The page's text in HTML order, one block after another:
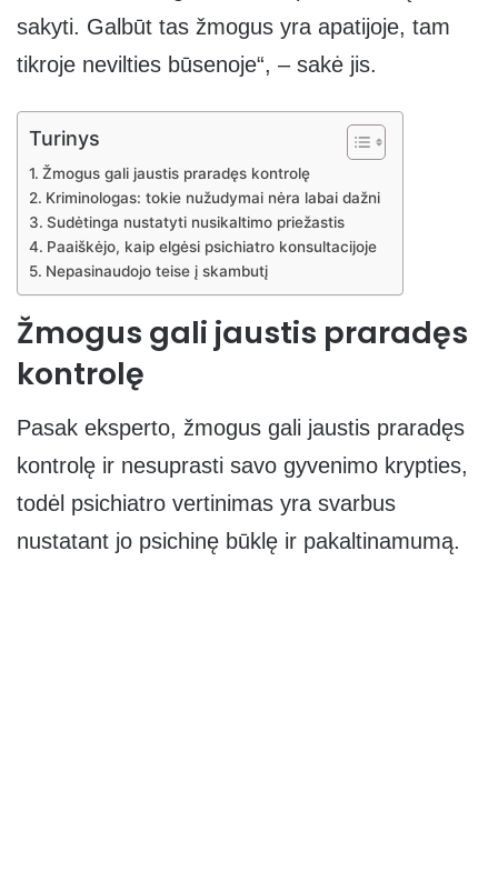
sakyti. Galbūt tas žmogus yra apatijoje, tam
tikroje nevilties būsenoje“, – sakė jis.
Turinys
Žmogus gali jaustis praradęs kontrolę
Kriminologas: tokie nužudymai nėra labai dažni
Sudėtinga nustatyti nusikaltimo priežastis
Paaiškėjo, kaip elgėsi psichiatro konsultacijoje
Nepasinaudojo teise į skambutį
Žmogus gali jaustis praradęs
kontrolę
Pasak eksperto, žmogus gali jaustis praradęs
kontrolę ir nesuprasti savo gyvenimo krypties,
todėl psichiatro vertinimas yra svarbus
nustatant jo psichinę būklę ir pakaltinamumą.